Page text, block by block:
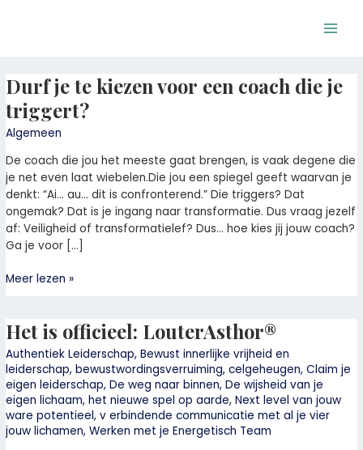
Durf je te kiezen voor een coach die je
triggert?
Algemeen
De coach die jou het meeste gaat brengen, is vaak degene die
je net even laat wiebelen.Die jou een spiegel geeft waarvan je
denkt: “Ai… au… dit is confronterend.” Die triggers? Dat
ongemak? Dat is je ingang naar transformatie. Dus vraag jezelf
af: Veiligheid of transformatielef? Dus… hoe kies jij jouw coach?
Ga je voor […]
Durf
je
te
kiezen
een
coach
die
je
triggert?
Meer lezen »
Het is officieel: LouterAsthor®
Authentiek Leiderschap,Bewust innerlijke vrijheid en
leiderschap,bewustwordingsverruiming,celgeheugen,Claim je
eigen leiderschap,De weg naar binnen,De wijsheid van je
eigen lichaam,het nieuwe spel op aarde,Next level van jouw
ware potentieel,v erbindende communicatie met al je vier
jouw lichamen,Werken met je Energetisch Team
Het
is
officieel:
LouterAsthor®